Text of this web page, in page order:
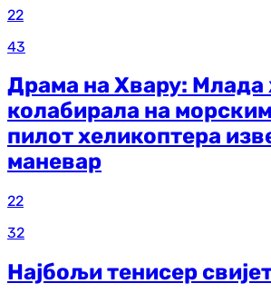
22
43
Драма на Хвару: Млада
колабирала на
пилот хеликоптера
маневар
22
32
Најбољи тенисер